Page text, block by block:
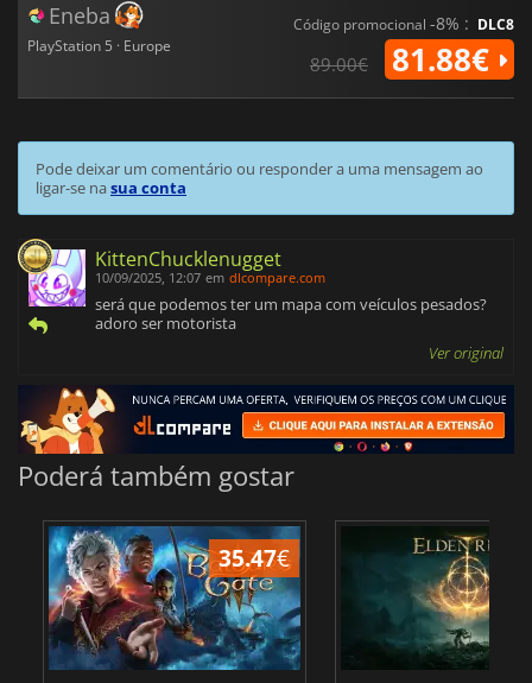
Eneba
PlayStation 5 · Europe
Código promocional -8% : DLC8
89.00€ 81.88€
Pode deixar um comentário ou responder a uma mensagem ao
ligar-se nasua conta
KittenChucklenugget
10/09/2025, 12:07 em dlcompare.com
será que podemos ter um mapa com veículos pesados?
adoro ser motorista
Ver original
Poderá também gostar
35.47€